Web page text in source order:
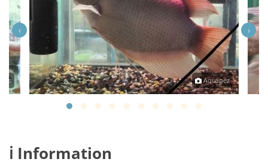
Aquapez
‹ ›
ℹ️ Information